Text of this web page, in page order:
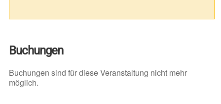
Buchungen
Buchungen sind für diese Veranstaltung nicht mehr
möglich.